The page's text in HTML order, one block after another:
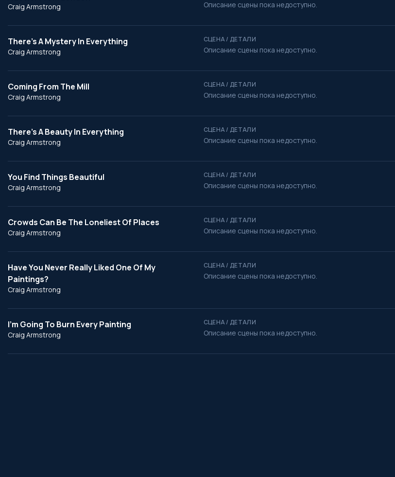
Craig Armstrong Описание сцены пока недоступно.
There’s A Mystery In Everything
Craig Armstrong
СЦЕНА / ДЕТАЛИ
Описание сцены пока недоступно.
Coming From The Mill
Craig Armstrong
СЦЕНА / ДЕТАЛИ
Описание сцены пока недоступно.
There’s A Beauty In Everything
Craig Armstrong
СЦЕНА / ДЕТАЛИ
Описание сцены пока недоступно.
You Find Things Beautiful
Craig Armstrong
СЦЕНА / ДЕТАЛИ
Описание сцены пока недоступно.
Crowds Can Be The Loneliest Of Places
Craig Armstrong
СЦЕНА / ДЕТАЛИ
Описание сцены пока недоступно.
Have You Never Really Liked One Of My
Paintings?
Craig Armstrong
СЦЕНА / ДЕТАЛИ
Описание сцены пока недоступно.
I’m Going To Burn Every Painting
Craig Armstrong
СЦЕНА / ДЕТАЛИ
Описание сцены пока недоступно.